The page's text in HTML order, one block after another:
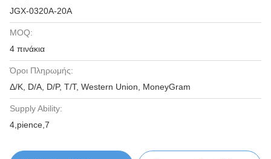
JGX-0320A-20A
MOQ:
4 πινάκια
Όροι Πληρωμής:
Δ/Κ, D/Α, D/P, T/T, Western Union, MoneyGram
Supply Ability:
4,pience,7